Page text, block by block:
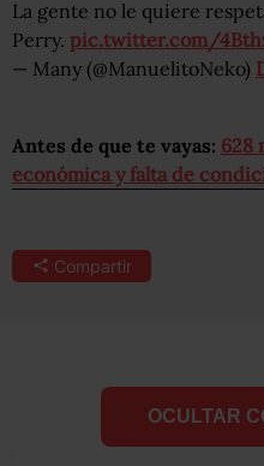
La gente no le quiere
Perry. pic.twitter.com/
— Many (@ManuelitoNeko)
Antes de que te vayas: 628
económica y falta de
Compartir
OCULTAR